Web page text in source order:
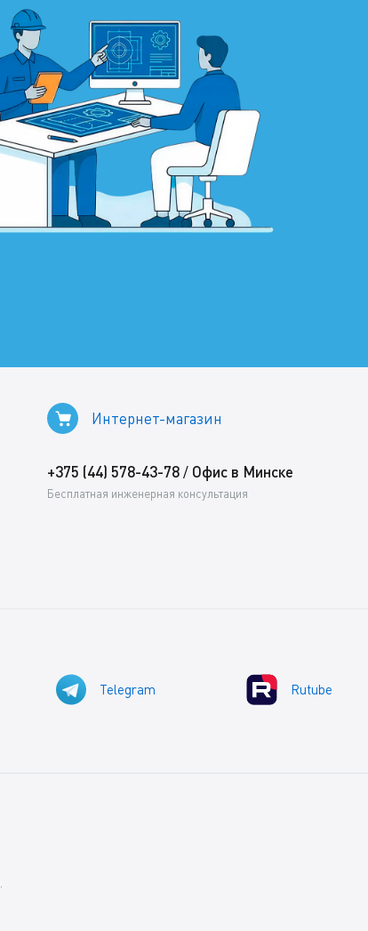
Интернет-магазин
+375 (44) 578-43-78 / Офис в Минске
Бесплатная инженерная консультация
Telegram Rutube